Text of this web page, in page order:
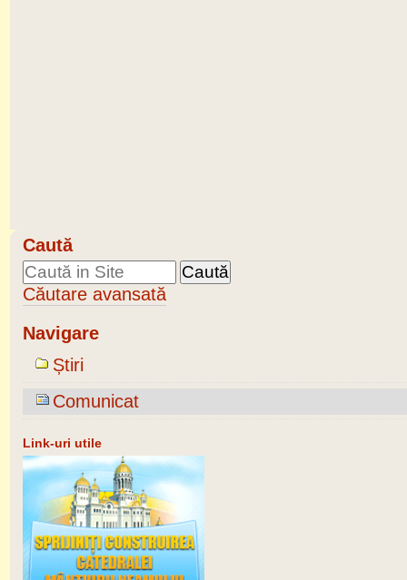
Caută
Căutare avansată
Navigare
Știri
Comunicat
Link-uri utile